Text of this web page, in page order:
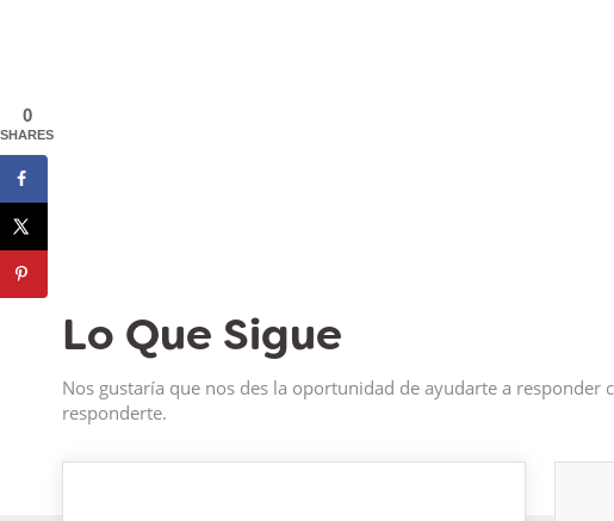
Lo Que Sigue
Nos gustaría que nos des la oportunidad de ayudarte a
responderte.
0
SHARES